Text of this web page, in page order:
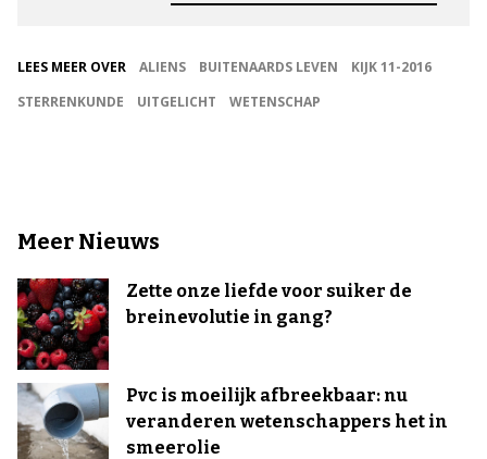
LEES MEER OVER ALIENS BUITENAARDS LEVEN
KIJK 11-2016
STERRENKUNDE
UITGELICHT WETENSCHAP
Meer Nieuws
Zette onze liefde voor suiker de
breinevolutie in gang?
Pvc is moeilijk afbreekbaar: nu
veranderen wetenschappers het in
smeerolie